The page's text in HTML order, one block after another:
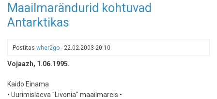
õpetavad
pingviinid
Maailmarändurid kohtuvad
Antarktikas
Postitas wher2go - 22.02.2003 20:10
Vojaazh, 1.06.1995.
Kaido Einama
• Uurimislaeva "Livonia" maailmareis •